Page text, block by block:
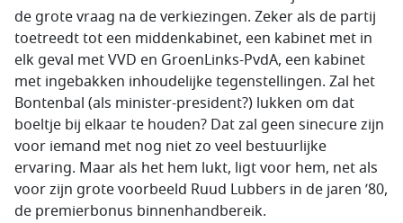
de grote vraag na de verkiezingen. Zeker als de partij
toetreedt tot een middenkabinet, een kabinet met in
elk geval met VVD en GroenLinks-PvdA, een kabinet
met ingebakken inhoudelijke tegenstellingen. Zal het
Bontenbal (als minister-president?) lukken om dat
boeltje bij elkaar te houden? Dat zal geen sinecure zijn
voor iemand met nog niet zo veel bestuurlijke
ervaring. Maar als het hem lukt, ligt voor hem, net als
voor zijn grote voorbeeld Ruud Lubbers in de jaren ’80,
de premierbonus binnenhandbereik.